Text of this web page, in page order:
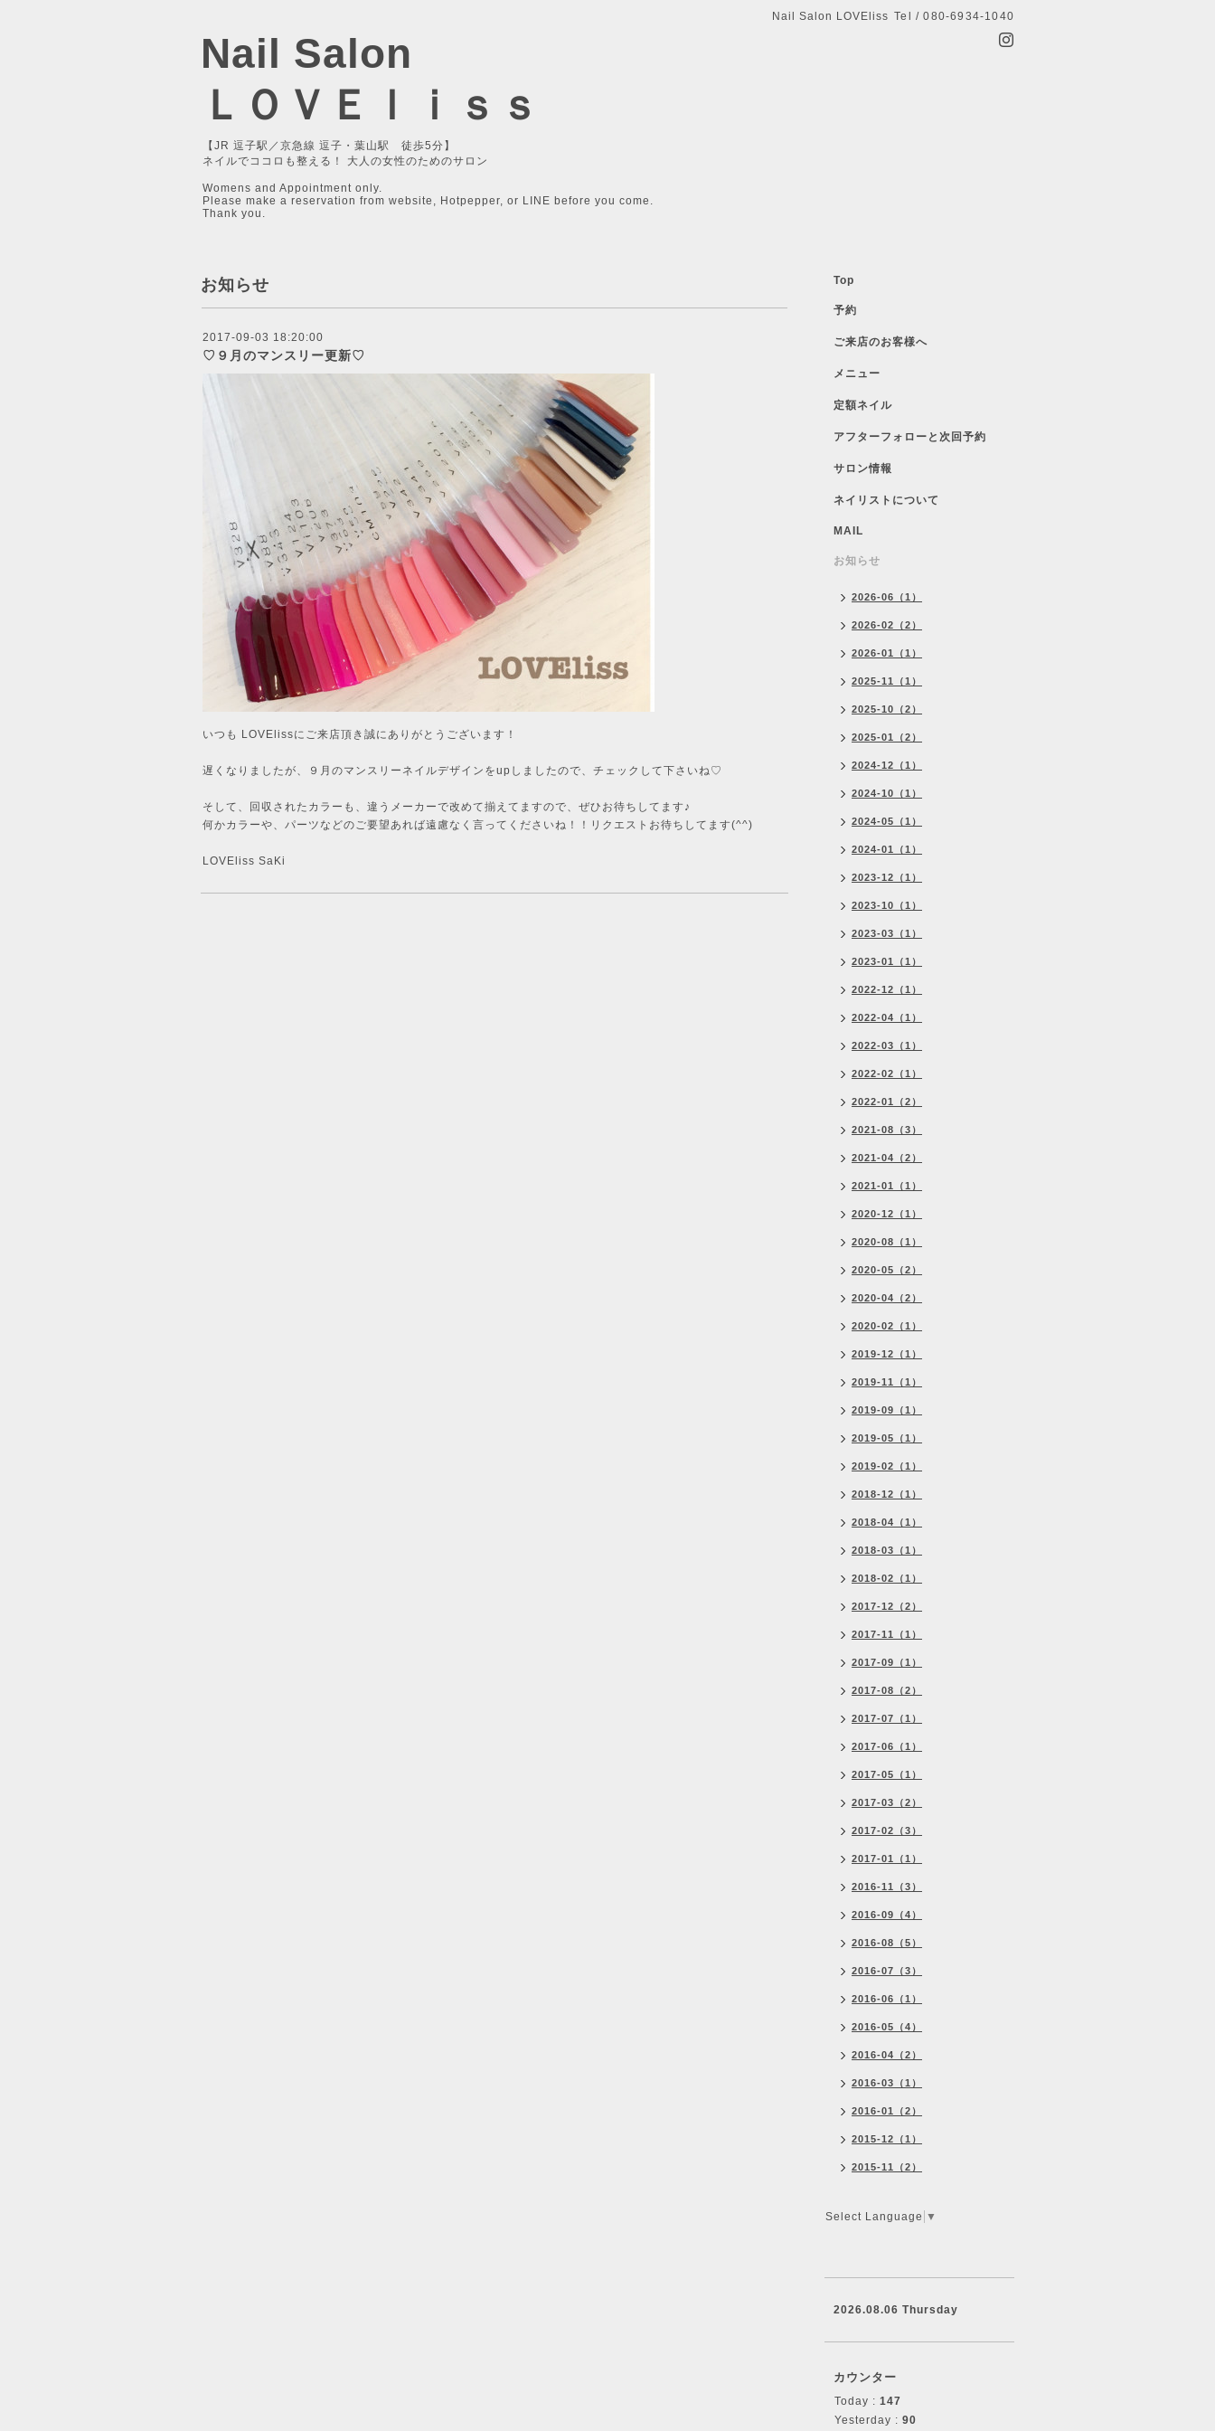
Nail Salon LOVEliss Tel / 080-6934-1040
Nail Salon
ＬＯＶＥｌｉｓｓ
【JR 逗子駅／京急線 逗子・葉山駅 徒歩5分】
ネイルでココロも整える！ 大人の女性のためのサロン
Womens and Appointment only.
Please make a reservation from website, Hotpepper, or LINE before you come.
Thank you.
お知らせ
2017-09-03 18:20:00
♡９月のマンスリー更新♡
いつも LOVElissにご来店頂き誠にありがとうございます！
遅くなりましたが、９月のマンスリーネイルデザインをupしましたので、チェックして下さいね♡
そして、回収されたカラーも、違うメーカーで改めて揃えてますので、ぜひお待ちしてます♪
何かカラーや、パーツなどのご要望あれば遠慮なく言ってくださいね！！リクエストお待ちしてます(^^)
LOVEliss SaKi
Top
予約
ご来店のお客様へ
メニュー
定額ネイル
アフターフォローと次回予約
サロン情報
ネイリストについて
MAIL
お知らせ
2026-06（1）
2026-02（2）
2026-01（1）
2025-11（1）
2025-10（2）
2025-01（2）
2024-12（1）
2024-10（1）
2024-05（1）
2024-01（1）
2023-12（1）
2023-10（1）
2023-03（1）
2023-01（1）
2022-12（1）
2022-04（1）
2022-03（1）
2022-02（1）
2022-01（2）
2021-08（3）
2021-04（2）
2021-01（1）
2020-12（1）
2020-08（1）
2020-05（2）
2020-04（2）
2020-02（1）
2019-12（1）
2019-11（1）
2019-09（1）
2019-05（1）
2019-02（1）
2018-12（1）
2018-04（1）
2018-03（1）
2018-02（1）
2017-12（2）
2017-11（1）
2017-09（1）
2017-08（2）
2017-07（1）
2017-06（1）
2017-05（1）
2017-03（2）
2017-02（3）
2017-01（1）
2016-11（3）
2016-09（4）
2016-08（5）
2016-07（3）
2016-06（1）
2016-05（4）
2016-04（2）
2016-03（1）
2016-01（2）
2015-12（1）
2015-11（2）
Select Language ▼
2026.08.06 Thursday
カウンター
Today : 147
Yesterday : 90